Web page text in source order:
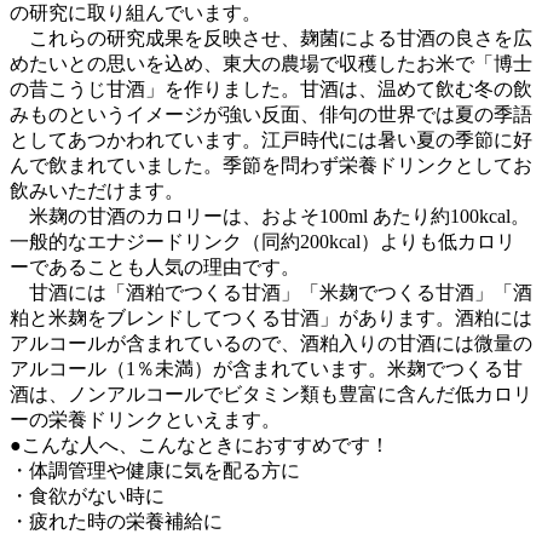
の研究に取り組んでいます。
これらの研究成果を反映させ、麹菌による甘酒の良さを広
めたいとの思いを込め、東大の農場で収穫したお米で「博士
の昔こうじ甘酒」を作りました。甘酒は、温めて飲む冬の飲
みものというイメージが強い反面、俳句の世界では夏の季語
としてあつかわれています。江戸時代には暑い夏の季節に好
んで飲まれていました。季節を問わず栄養ドリンクとしてお
飲みいただけます。
米麹の甘酒のカロリーは、およそ100ml あたり約100kcal。
一般的なエナジードリンク（同約200kcal）よりも低カロリ
ーであることも人気の理由です。
甘酒には「酒粕でつくる甘酒」「米麹でつくる甘酒」「酒
粕と米麹をブレンドしてつくる甘酒」があります。酒粕には
アルコールが含まれているので、酒粕入りの甘酒には微量の
アルコール（1％未満）が含まれています。米麹でつくる甘
酒は、ノンアルコールでビタミン類も豊富に含んだ低カロリ
ーの栄養ドリンクといえます。
●こんな人へ、こんなときにおすすめです！
・体調管理や健康に気を配る方に
・食欲がない時に
・疲れた時の栄養補給に